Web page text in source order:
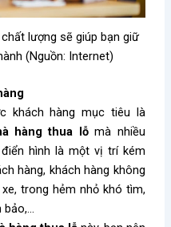
lượng sẽ giúp bạn giữ
(Nguồn: Internet)
khách hàng mục tiêu là
hàng thua lỗmà nhiều
hình là một vị trí kém
hàng, khách hàng không
trong hẻm nhỏ khó tìm,
bảo,…